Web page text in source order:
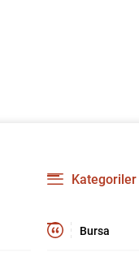
Kategoriler
Bursa